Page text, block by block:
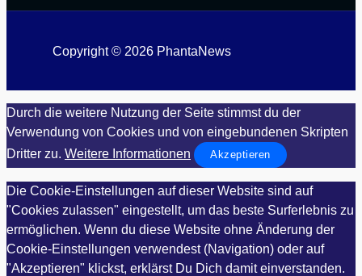
Copyright © 2026 PhantaNews
Durch die weitere Nutzung der Seite stimmst du der
Verwendung von Cookies und von eingebundenen Skripten
Dritter zu. Weitere Informationen Akzeptieren
Die Cookie-Einstellungen auf dieser Website sind auf
"Cookies zulassen" eingestellt, um das beste Surferlebnis zu
ermöglichen. Wenn du diese Website ohne Änderung der
Cookie-Einstellungen verwendest (Navigation) oder auf
"Akzeptieren" klickst, erklärst Du Dich damit einverstanden.